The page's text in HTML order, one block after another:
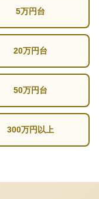
5万円台
20万円台
50万円台
300万円以上